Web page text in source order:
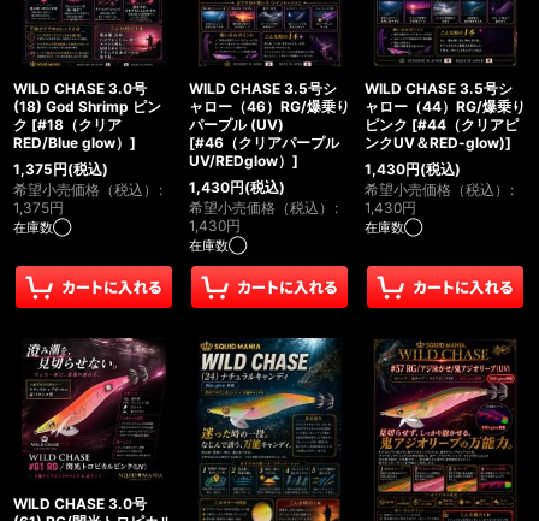
WILD CHASE 3.0号
(18) God Shrimp ピン
ク [#18（クリア
RED/Blue glow） ]
1,375円(税込)
希望小売価格（税込） :
1,375円
在庫数◯
WILD CHASE 3.5号シ
ャロー（46）RG/爆乗り
パープル (UV)
[#46（クリアパープル
UV/REDglow） ]
1,430円(税込)
希望小売価格（税込） :
1,430円
在庫数◯
WILD CHASE 3.5号シ
ャロー（44）RG/爆乗り
ピンク [#44（クリアピ
ンクUV＆RED-glow)]
1,430円(税込)
希望小売価格（税込） :
1,430円
在庫数◯
WILD CHASE 3.0号